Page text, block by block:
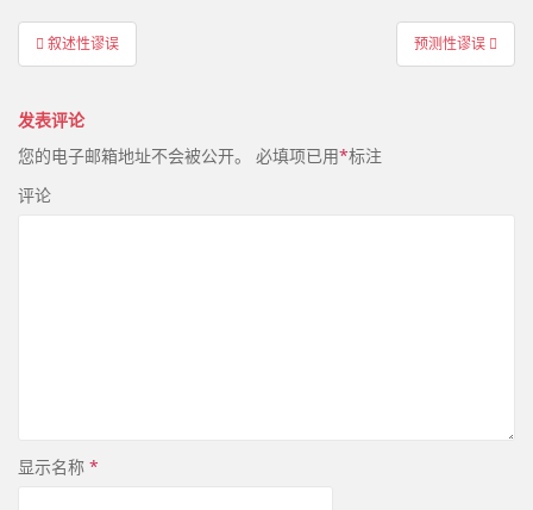
文
章
航
叙述性谬误 预测性谬误
发表评论
您的电子邮箱地址不会被公开。 必填项已用*标注
评论
显示名称 *